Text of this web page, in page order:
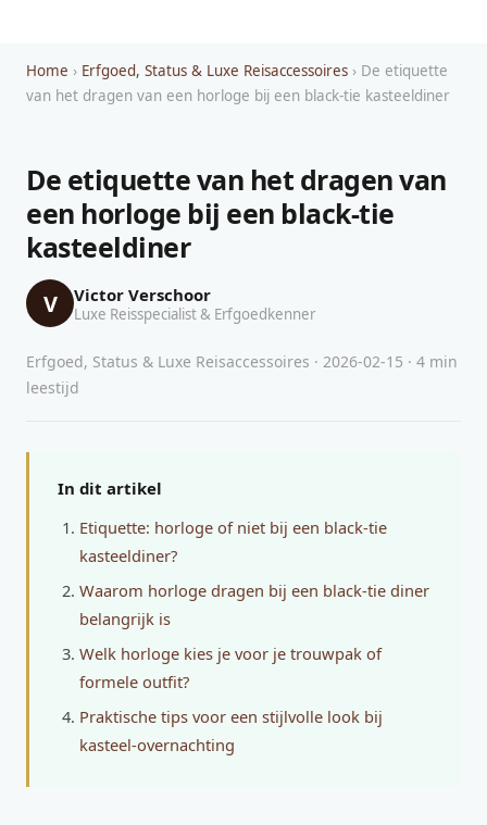
Home › Erfgoed, Status & Luxe Reisaccessoires › De etiquette
van het dragen van een horloge bij een black-tie kasteeldiner
De etiquette van het dragen van
een horloge bij een black-tie
kasteeldiner
V Victor Verschoor
Luxe Reisspecialist & Erfgoedkenner
Erfgoed, Status & Luxe Reisaccessoires · 2026-02-15 · 4 min
leestijd
In dit artikel
Etiquette: horloge of niet bij een black-tie
kasteeldiner?
Waarom horloge dragen bij een black-tie diner
belangrijk is
Welk horloge kies je voor je trouwpak of
formele outfit?
Praktische tips voor een stijlvolle look bij
kasteel-overnachting